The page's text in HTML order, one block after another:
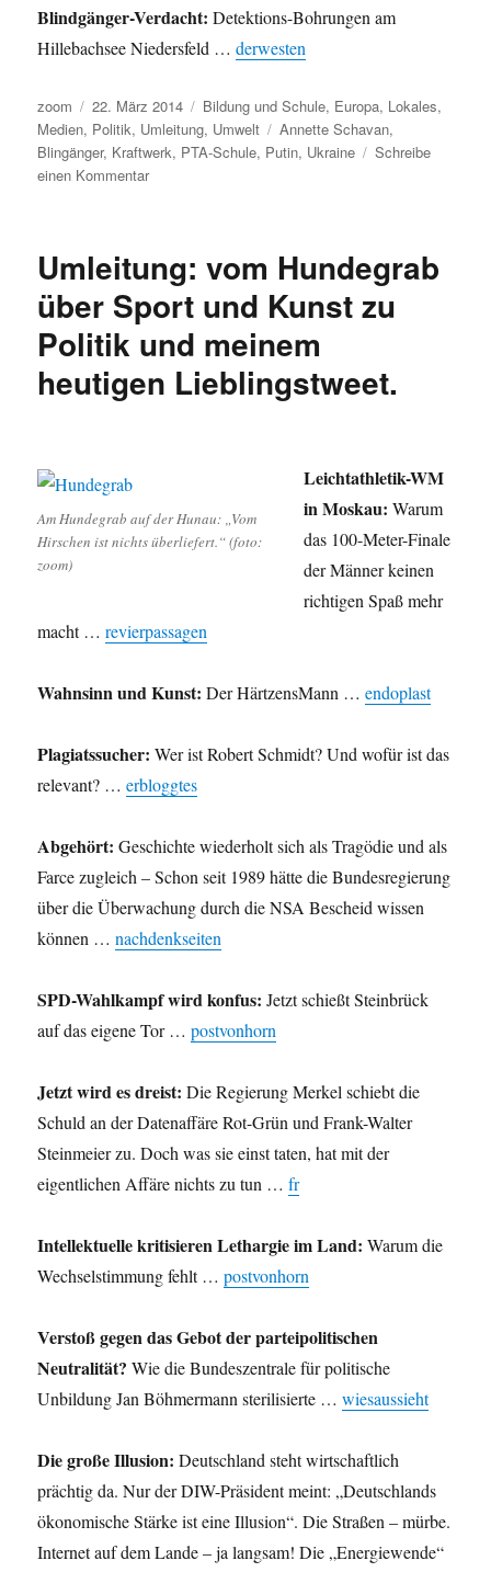
Blindgänger-Verdacht: Detektions-Bohrungen am
Hillebachsee Niedersfeld …derwesten
Autor
zoom
Veröffentlicht
am
22. März 2014 Kategorien
Bildung und Schule, Europa, Lokales,
Medien, Politik, Umleitung, Umwelt Schlagwörter
Annette Schavan,
Blingänger, Kraftwerk, PTA-Schule, Putin, Ukraine
Schreibe
einen Kommentarzu
Putin-
Versteher,
Hoeneß,
Kraftwerk-
Konzert
und
Umleitung: vom Hundegrab
über Sport und Kunst zu
Politik und meinem
heutigen Lieblingstweet.
Am Hundegrab auf der Hunau: „Vom
Hirschen ist nichts überliefert.“ (foto:
zoom)
Leichtathletik-WM
in Moskau: Warum
das 100-Meter-Finale
der Männer keinen
richtigen Spaß mehr
macht …revierpassagen
Wahnsinn und Kunst: Der HärtzensMann …endoplast
Plagiatssucher: Wer ist Robert Schmidt? Und wofür ist das
relevant? …erbloggtes
Abgehört: Geschichte wiederholt sich als Tragödie und als
Farce zugleich – Schon seit 1989 hätte die Bundesregierung
über die Überwachung durch die NSA Bescheid wissen
können …nachdenkseiten
SPD-Wahlkampf wird konfus: Jetzt schießt Steinbrück
auf das eigene Tor …postvonhorn
Jetzt wird es dreist: Die Regierung Merkel schiebt die
Schuld an der Datenaffäre Rot-Grün und Frank-Walter
Steinmeier zu. Doch was sie einst taten, hat mit der
eigentlichen Affäre nichts zu tun …fr
Intellektuelle kritisieren Lethargie im Land: Warum die
Wechselstimmung fehlt …postvonhorn
Verstoß gegen das Gebot der parteipolitischen
Neutralität? Wie die Bundeszentrale für politische
Unbildung Jan Böhmermann sterilisierte …wiesaussieht
Die große Illusion: Deutschland steht wirtschaftlich
prächtig da. Nur der DIW-Präsident meint: „Deutschlands
ökonomische Stärke ist eine Illusion“. Die Straßen – mürbe.
Internet auf dem Lande – ja langsam! Die „Energiewende“